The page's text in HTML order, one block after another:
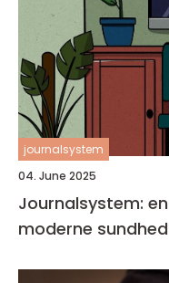
journalsystem
04. June 2025
Journalsystem:
moderne